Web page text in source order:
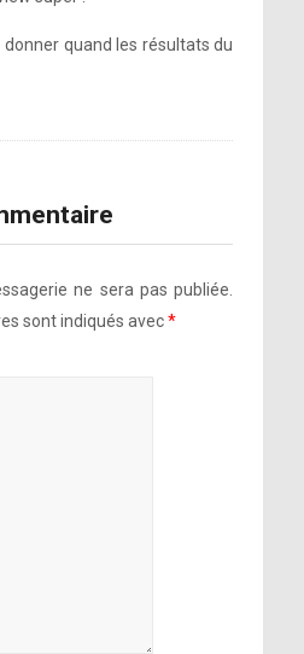
donner quand les résultats du
ne sera pas publiée.
sont indiqués avec*